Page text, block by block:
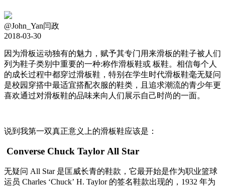
@John_Yan闫政
2018-03-30
因为滑板运动独有的魅力，赋予其专门用来滑板的鞋子被人们
列为鞋子类别中重要的一种:称作滑板鞋或 板鞋。相信每个人
的成长过程中都穿过滑板鞋，特别在学生时代滑板鞋毫无疑问
是校园穿搭中最适宜搭配衣服的鞋类，且追求潮流的青少年更
喜欢通过对滑板鞋的品味来向人们展示自己时尚的一面。
说到我第一双真正意义上的滑板鞋应该是：
Converse Chuck Taylor All Star
无疑问 All Star 是匡威长青的鞋款，它最开始是作为职业篮球
运员 Charles ‘Chuck’ H. Taylor 的签名鞋款出现的，1932 年为